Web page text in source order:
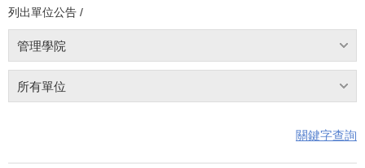
列出單位公告 /
管理學院
所有單位
關鍵字查詢